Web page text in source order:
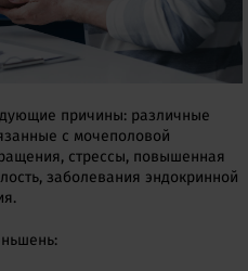
причины: различные
с мочеполовой
стрессы, повышенная
заболевания эндокринной